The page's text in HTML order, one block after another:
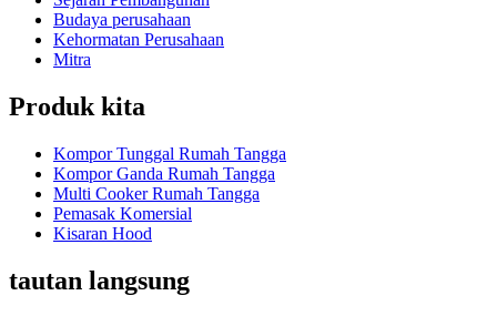
Budaya perusahaan
Kehormatan Perusahaan
Mitra
Produk kita
Kompor Tunggal Rumah Tangga
Kompor Ganda Rumah Tangga
Multi Cooker Rumah Tangga
Pemasak Komersial
Kisaran Hood
tautan langsung